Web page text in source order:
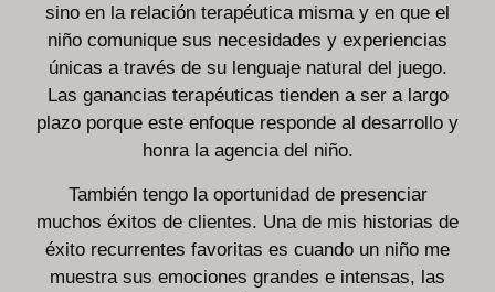
sino en la relación terapéutica misma y en que el
niño comunique sus necesidades y experiencias
únicas a través de su lenguaje natural del juego.
Las ganancias terapéuticas tienden a ser a largo
plazo porque este enfoque responde al desarrollo y
honra la agencia del niño.
También tengo la oportunidad de presenciar
muchos éxitos de clientes. Una de mis historias de
éxito recurrentes favoritas es cuando un niño me
muestra sus emociones grandes e intensas, las